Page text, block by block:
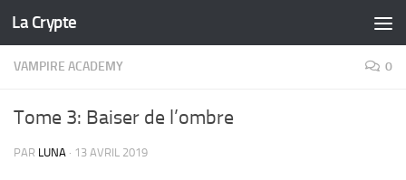
Skip to content
La Crypte
VAMPIRE ACADEMY 0
Tome 3: Baiser de l’ombre
PAR LUNA · 13 AVRIL 2019